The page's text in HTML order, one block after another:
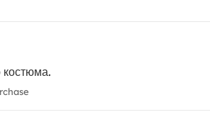
костюма.